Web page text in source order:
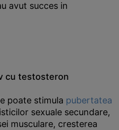
avut succes in
cu testosteron
poate stimula pubertatea
sexuale secundare,
musculare, cresterea